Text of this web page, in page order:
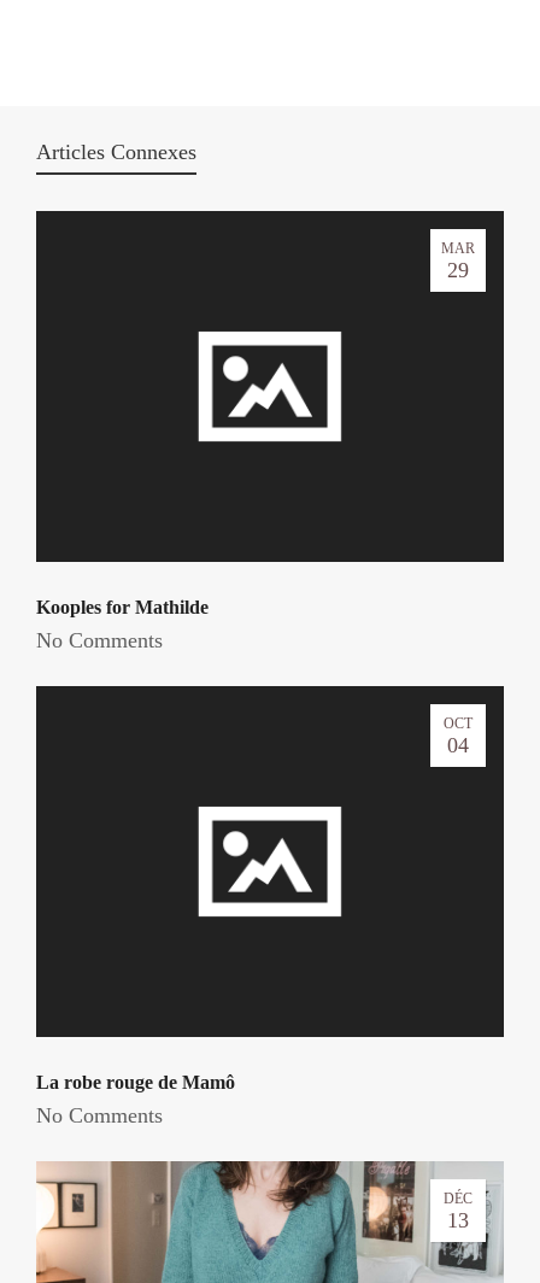
Articles Connexes
MAR
29
Kooples for Mathilde
No Comments
OCT
04
La robe rouge de Mamô
No Comments
DÉC
13